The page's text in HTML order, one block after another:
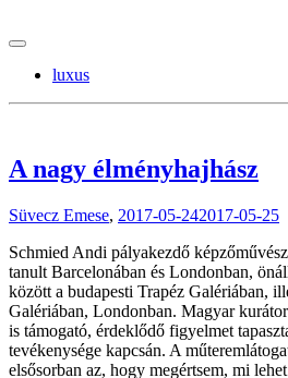
luxus
A nagy élményhajhász
Süvecz Emese, 2017-05-242017-05-25
Schmied Andi pályakezdő
tanult Barcelonában és Londonban,
között a budapesti Trapéz Galériában,
Galériában, Londonban. Magyar
is támogató, érdeklődő figyelmet
tevékenysége kapcsán. A
elsősorban az, hogy megértsem, mi